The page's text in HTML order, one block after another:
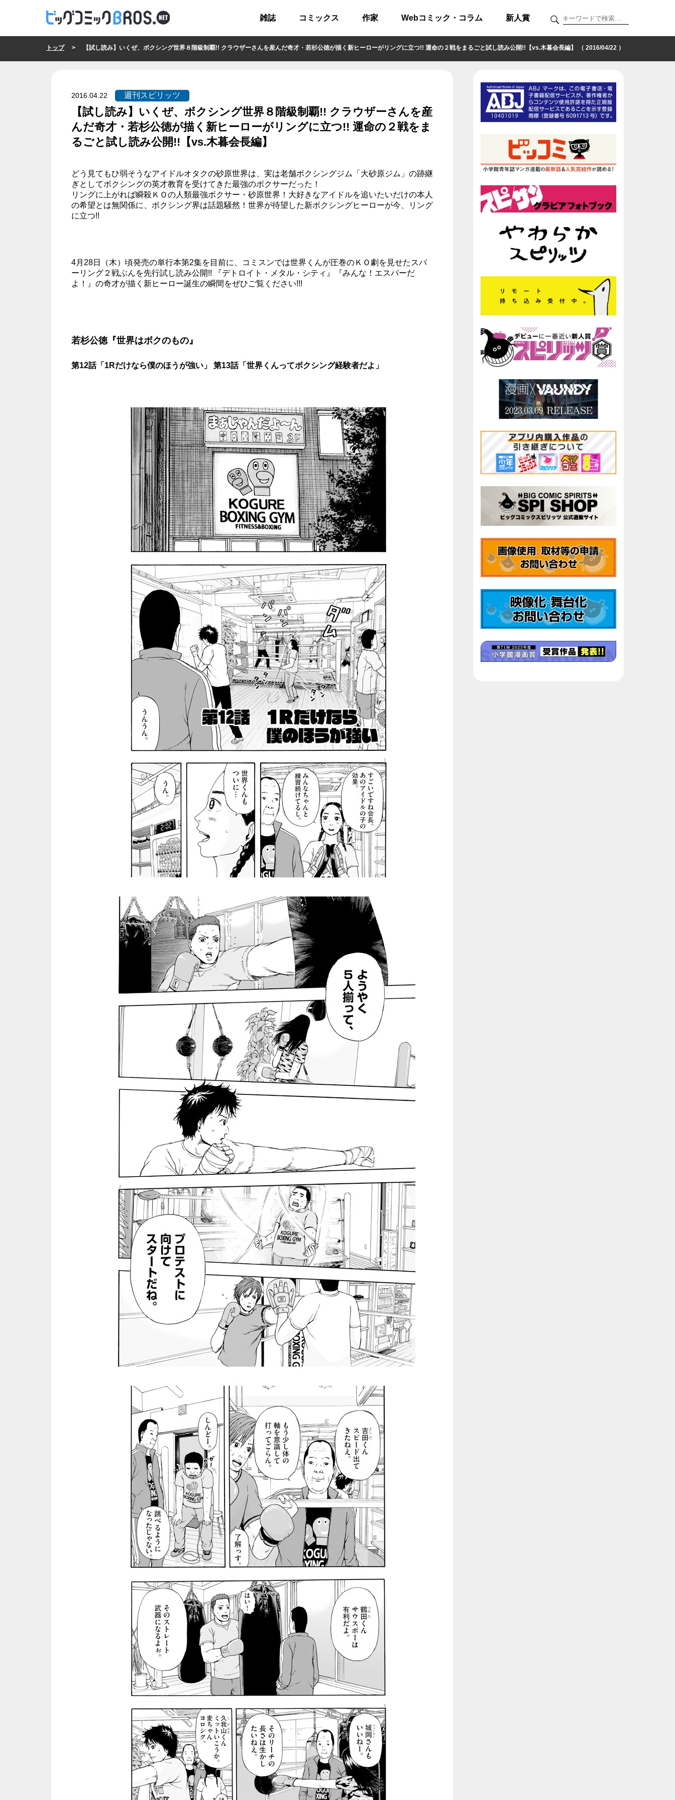
雑誌 コミックス 作家 Webコミック・コラム 新人賞
トップ> 【試し読み】いくぜ、ボクシング世界８階級制覇!! クラウザーさんを産んだ奇才・若杉公徳が描く新ヒーローがリングに立つ!! 運命の２戦をまるごと試し読み公開!!【vs.木暮会長編】 （ 2016/04/22 ）
週刊スピリッツ
2016.04.22
【試し読み】いくぜ、ボクシング世界８階級制覇!! クラウザーさんを産
んだ奇才・若杉公徳が描く新ヒーローがリングに立つ!! 運命の２戦をま
るごと試し読み公開!!【vs.木暮会長編】
どう見てもひ弱そうなアイドルオタクの砂原世界は、実は老舗ボクシングジム「大砂原ジム」の跡継
ぎとしてボクシングの英才教育を受けてきた最強のボクサーだった！
リングに上がれば瞬殺ＫＯの人類最強ボクサー・砂原世界！大好きなアイドルを追いたいだけの本人
の希望とは無関係に、ボクシング界は話題騒然！世界が待望した新ボクシングヒーローが今、リング
に立つ!!
4月28日（木）頃発売の単行本第2集を目前に、コミスンでは世界くんが圧巻のＫＯ劇を見せたスパ
ーリング２戦ぶんを先行試し読み公開!! 『デトロイト・メタル・シティ』『みんな！エスパーだ
よ！』の奇才が描く新ヒーロー誕生の瞬間をぜひご覧ください!!!
若杉公徳『世界はボクのもの』
第12話「1Rだけなら僕のほうが強い」 第13話「世界くんってボクシング経験者だよ」